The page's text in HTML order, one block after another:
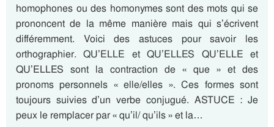
homophones ou des homonymes sont des mots qui se
prononcent de la même manière mais qui s’écrivent
différemment. Voici des astuces pour savoir les
orthographier. QU’ELLE et QU’ELLES QU’ELLE et
QU’ELLES sont la contraction de « que » et des
pronoms personnels « elle/elles ». Ces formes sont
toujours suivies d’un verbe conjugué. ASTUCE : Je
peux le remplacer par « qu’il/ qu’ils » et la…